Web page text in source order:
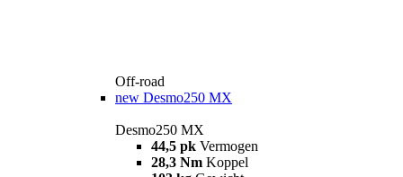
Off-road
new Desmo250 MX
Desmo250 MX
44,5 pk Vermogen
28,3 Nm Koppel